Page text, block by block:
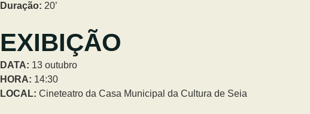
Duração: 20’
EXIBIÇÃO
DATA: 13 outubro
HORA: 14:30
LOCAL: Cineteatro da Casa Municipal da Cultura de Seia